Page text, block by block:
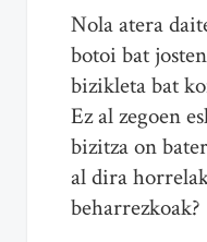
Nola atera
botoi bat
bizikleta bat
Ez al zegoen
bizitza on
al dira
beharrezkoak?